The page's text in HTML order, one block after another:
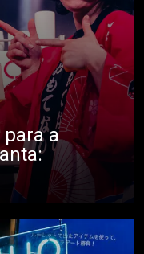
para a